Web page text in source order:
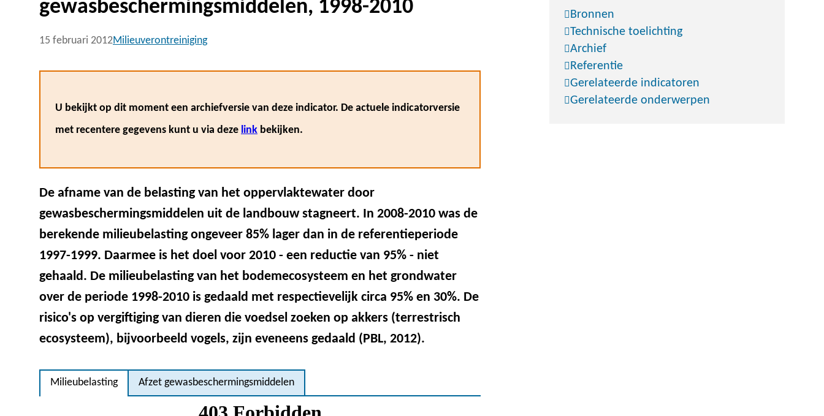
gewasbeschermingsmiddelen, 1998-2010
15 februari 2012Milieuverontreiniging
Bronnen
Technische toelichting
Archief
Referentie
Gerelateerde indicatoren
Gerelateerde onderwerpen
U bekijkt op dit moment een archiefversie van deze indicator. De actuele indicatorversie
met recentere gegevens kunt u via deze link bekijken.
De afname van de belasting van het oppervlaktewater door
gewasbeschermingsmiddelen uit de landbouw stagneert. In 2008-2010 was de
berekende milieubelasting ongeveer 85% lager dan in de referentieperiode
1997-1999. Daarmee is het doel voor 2010 - een reductie van 95% - niet
gehaald. De milieubelasting van het bodemecosysteem en het grondwater
over de periode 1998-2010 is gedaald met respectievelijk circa 95% en 30%. De
risico's op vergiftiging van dieren die voedsel zoeken op akkers (terrestrisch
ecosysteem), bijvoorbeeld vogels, zijn eveneens gedaald (PBL, 2012).
Milieubelasting Afzet gewasbeschermingsmiddelen